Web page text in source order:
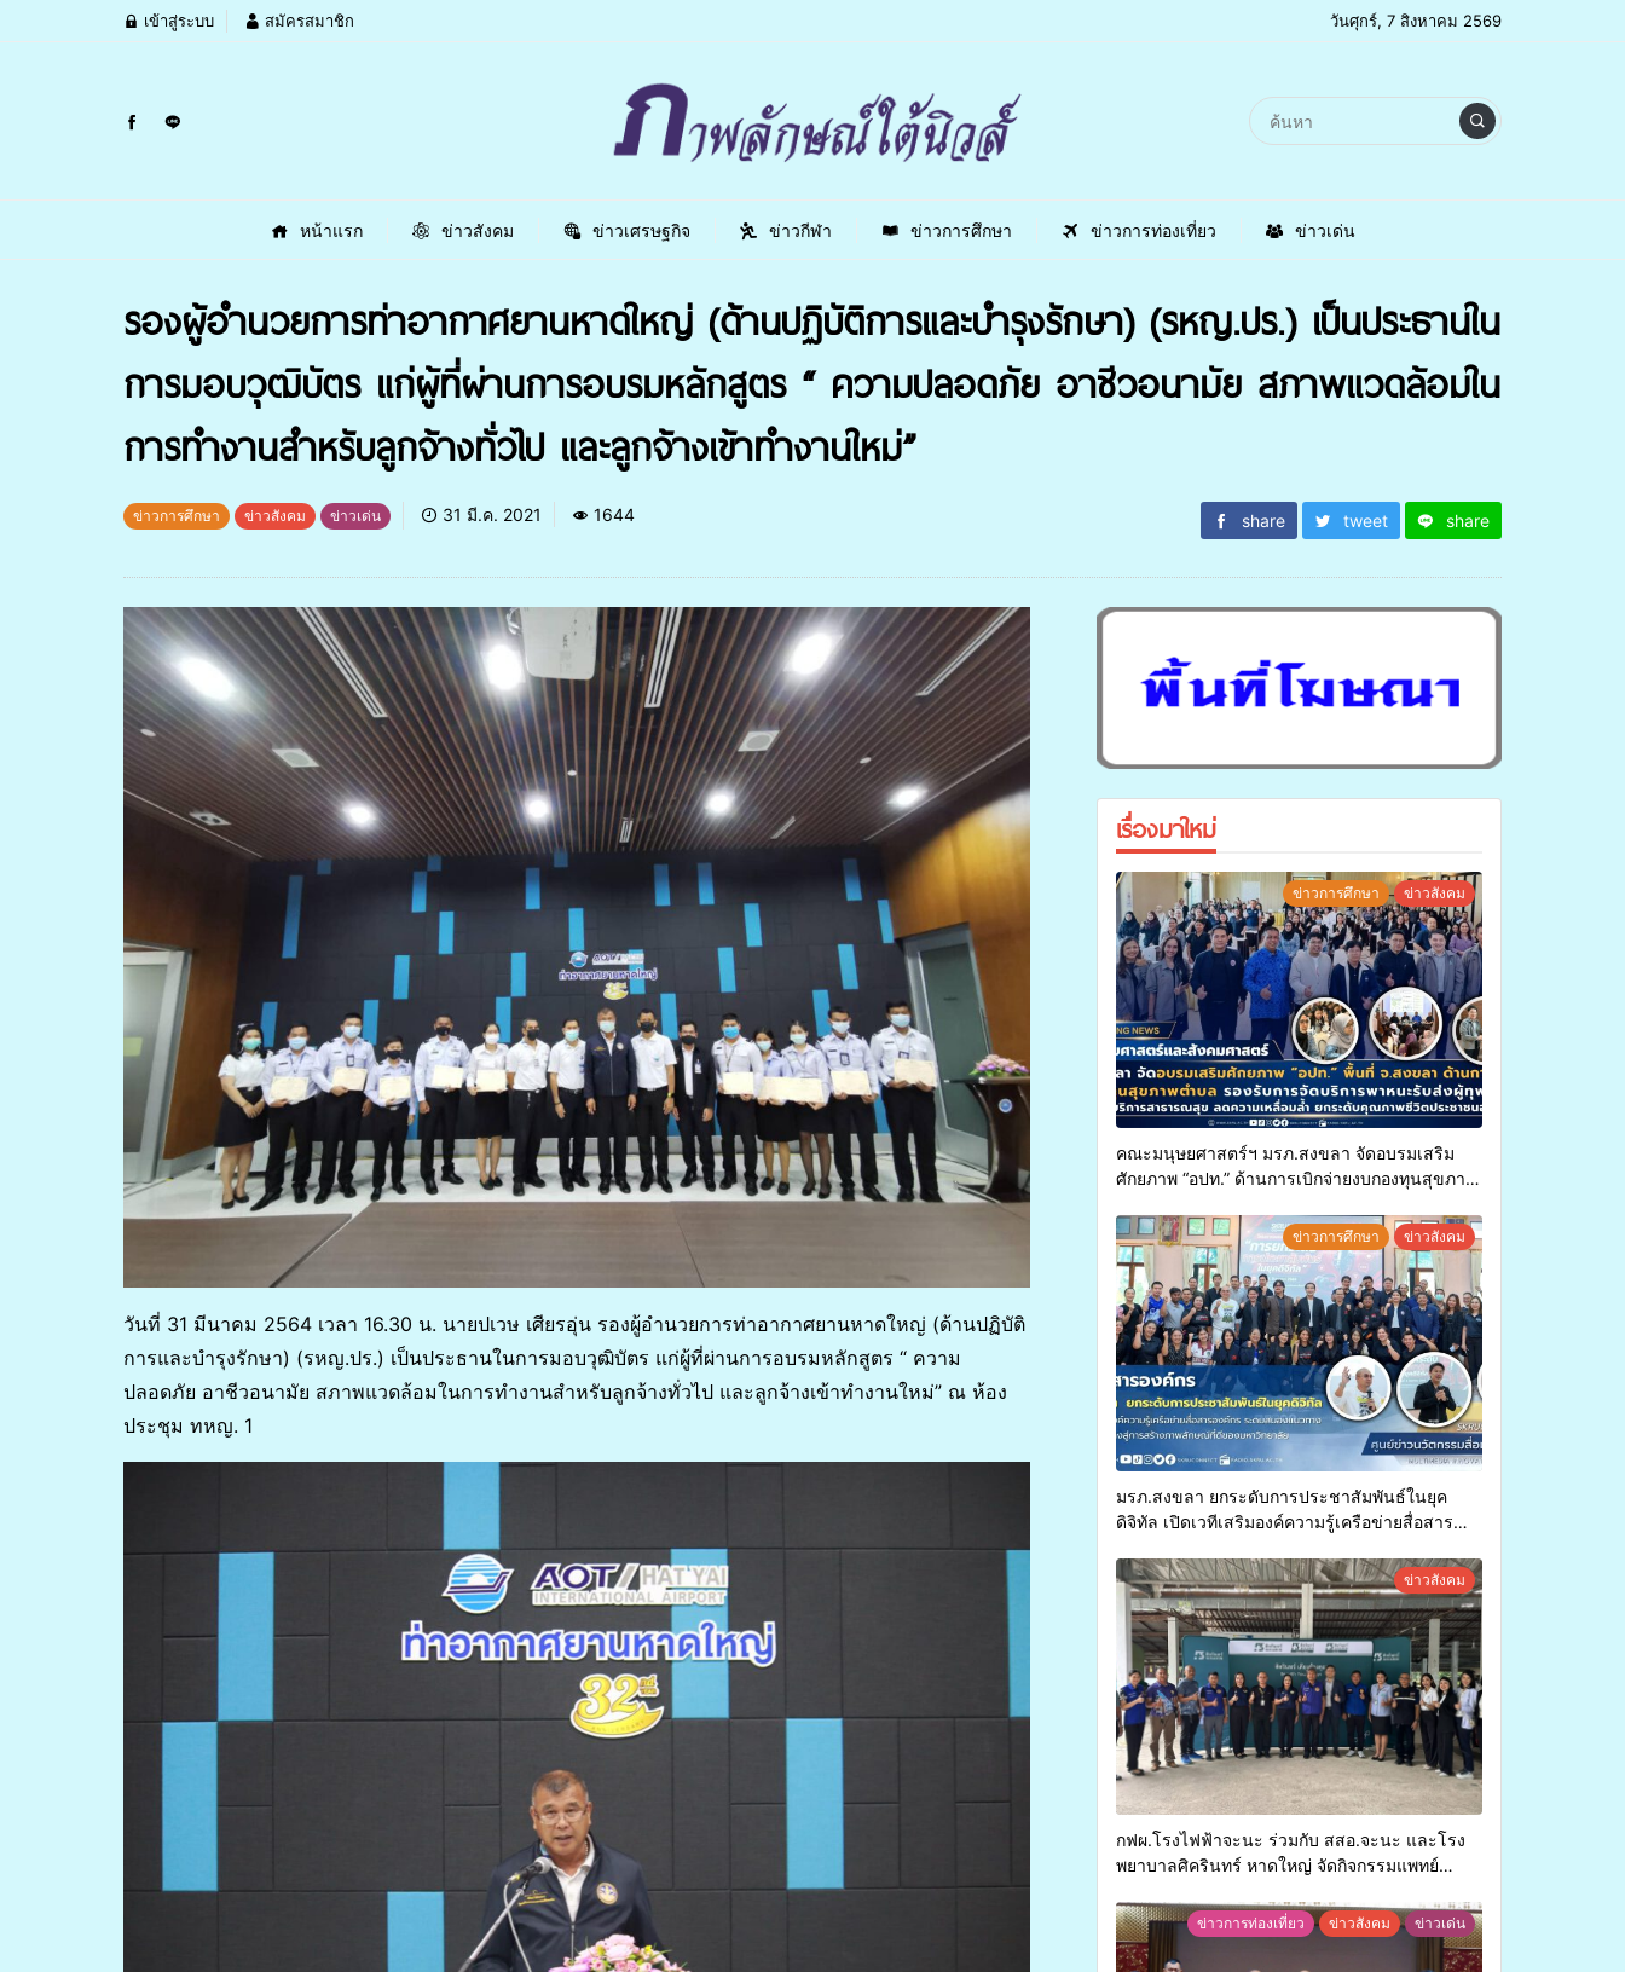
เข้าสู่ระบบ สมัครสมาชิก วันศุกร์, 7 สิงหาคม 2569
หน้าแรก ข่าวสังคม ข่าวเศรษฐกิจ ข่าวกีฬา ข่าวการศึกษา ข่าวการท่องเที่ยว ข่าวเด่น
รองผู้อำนวยการท่าอากาศยานหาดใหญ่ (ด้านปฏิบัติการและบำรุงรักษา) (รหญ.ปร.) เป็นประธานใน
การมอบวุฒิบัตร แก่ผู้ที่ผ่านการอบรมหลักสูตร “ ความปลอดภัย อาชีวอนามัย สภาพแวดล้อมใน
การทำงานสำหรับลูกจ้างทั่วไป และลูกจ้างเข้าทำงานใหม่”
ข่าวการศึกษา ข่าวสังคม ข่าวเด่น 31 มี.ค. 2021 1644 share tweet share
วันที่ 31 มีนาคม 2564 เวลา 16.30 น. นายปเวษ เศียรอุ่น รองผู้อำนวยการท่าอากาศยานหาดใหญ่ (ด้านปฏิบัติ
การและบำรุงรักษา) (รหญ.ปร.) เป็นประธานในการมอบวุฒิบัตร แก่ผู้ที่ผ่านการอบรมหลักสูตร “ ความ
ปลอดภัย อาชีวอนามัย สภาพแวดล้อมในการทำงานสำหรับลูกจ้างทั่วไป และลูกจ้างเข้าทำงานใหม่” ณ ห้อง
ประชุม ทหญ. 1
เรื่องมาใหม่
ข่าวการศึกษา ข่าวสังคม
คณะมนุษยศาสตร์ฯ มรภ.สงขลา จัดอบรมเสริม
ศักยภาพ “อปท.” ด้านการเบิกจ่ายงบกองทุนสุขภาพ
ทุพพลภาพเพื่อเข้ารับบริการสาธารณสุข ลดความ
เหลื่อมล้ำ ยกระดับคุณภาพชีวิตประชาชนอย่าง
ยั่งยืน
ข่าวการศึกษา ข่าวสังคม
มรภ.สงขลา ยกระดับการประชาสัมพันธ์ในยุค
ดิจิทัล เปิดเวทีเสริมองค์ความรู้เครือข่ายสื่อสาร
การสร้างภาพลักษณ์ที่ดีของมหาวิทยาลัยข่าวสังคม
กฟผ.โรงไฟฟ้าจะนะ ร่วมกับ สสอ.จะนะ และโรง
พยาบาลศิครินทร์ หาดใหญ่ จัดกิจกรรมแพทย์
ข่าวการท่องเที่ยว ข่าวสังคม ข่าวเด่น